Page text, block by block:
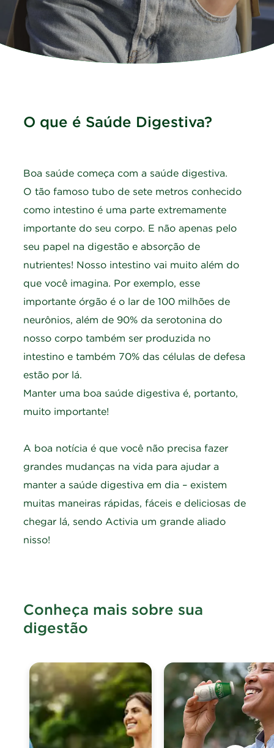
O que é Saúde Digestiva?
Boa saúde começa com a saúde digestiva.
O tão famoso tubo de sete metros conhecido
como intestino é uma parte extremamente
importante do seu corpo. E não apenas pelo
seu papel na digestão e absorção de
nutrientes! Nosso intestino vai muito além do
que você imagina. Por exemplo, esse
importante órgão é o lar de 100 milhões de
neurônios, além de 90% da serotonina do
nosso corpo também ser produzida no
intestino e também 70% das células de defesa
estão por lá.
Manter uma boa saúde digestiva é, portanto,
muito importante!
A boa notícia é que você não precisa fazer
grandes mudanças na vida para ajudar a
manter a saúde digestiva em dia – existem
muitas maneiras rápidas, fáceis e deliciosas de
chegar lá, sendo Activia um grande aliado
nisso!
Conheça mais sobre sua
digestão